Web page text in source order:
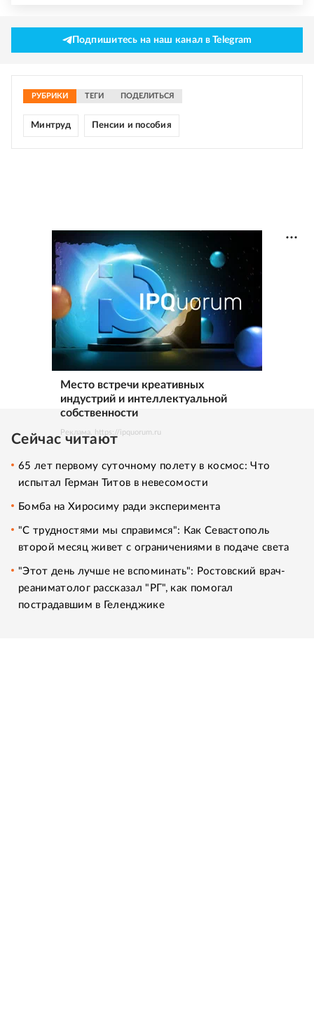
Подпишитесь на наш канал в Telegram
РУБРИКИ ТЕГИ ПОДЕЛИТЬСЯ
Минтруд Пенсии и пособия
Место встречи креативных
индустрий и интеллектуальной
собственности
Реклама. https://ipquorum.ru
Сейчас читают
65 лет первому суточному полету в космос: Что
испытал Герман Титов в невесомости
Бомба на Хиросиму ради эксперимента
"С трудностями мы справимся": Как Севастополь
второй месяц живет с ограничениями в подаче света
"Этот день лучше не вспоминать": Ростовский врач-
реаниматолог рассказал "РГ", как помогал
пострадавшим в Геленджике